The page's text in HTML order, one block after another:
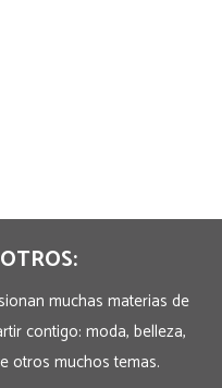
muchas materias de
contigo: moda, belleza,
otros muchos temas.